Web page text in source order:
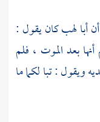
أبا لهبكان يقول :
بعد الموت ، فلم
ويقول : تبا لكما ما